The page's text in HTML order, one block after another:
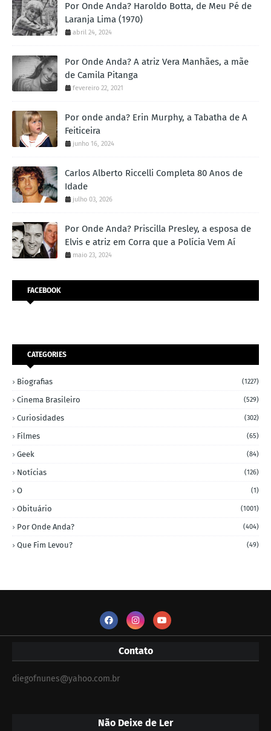
Por Onde Anda? Haroldo Botta, de Meu Pé de
Laranja Lima (1970)
abril 24, 2024
Por Onde Anda? A atriz Vera Manhães, a mãe
de Camila Pitanga
fevereiro 22, 2021
Por onde anda? Erin Murphy, a Tabatha de A
Feiticeira
junho 16, 2024
Carlos Alberto Riccelli Completa 80 Anos de
Idade
julho 03, 2026
Por Onde Anda? Priscilla Presley, a esposa de
Elvis e atriz em Corra que a Polícia Vem Aí
maio 23, 2024
FACEBOOK
CATEGORIES
Biografias (1227)
Cinema Brasileiro (529)
Curiosidades (302)
Filmes (65)
Geek (84)
Notícias (126)
O (1)
Obituário (1001)
Por Onde Anda? (404)
Que Fim Levou? (49)
Contato
diegofnunes@yahoo.com.br
Não Deixe de Ler